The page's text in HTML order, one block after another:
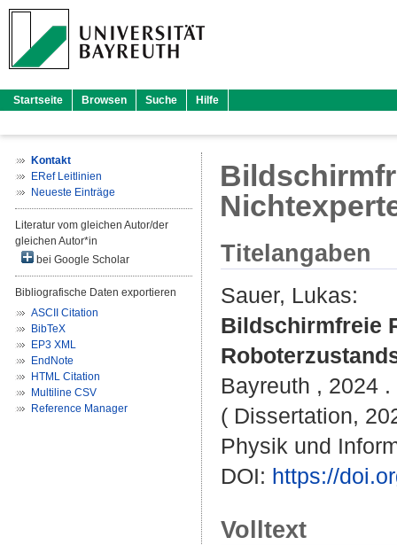
Startseite Browsen Suche Hilfe
Kontakt
ERef Leitlinien
Neueste Einträge
Literatur vom gleichen Autor/der
gleichen Autor*in
bei Google Scholar
Bibliografische Daten exportieren
ASCII Citation
BibTeX
EP3 XML
EndNote
HTML Citation
Multiline CSV
Reference Manager
Titelangaben
Sauer, Lukas:
Bildschirmfreie
Bayreuth , 2024
( Dissertation,
Physik und
DOI: https://
Volltext